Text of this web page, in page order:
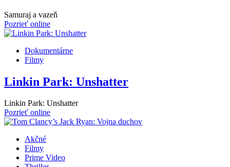
Samuraj a vazeň
Pozrieť online
Dokumentárne
Filmy
Linkin Park: Unshatter
Linkin Park: Unshatter
Pozrieť online
Akčné
Filmy
Prime Video